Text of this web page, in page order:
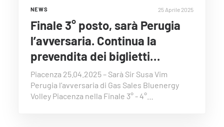
NEWS 25 Aprile 2025
Finale 3° posto, sarà Perugia
l’avversaria. Continua la
prevendita dei biglietti…
Piacenza 25.04.2025 – Sarà Sir Susa Vim
Perugia l’avversaria di Gas Sales Bluenergy
Volley Piacenza nella Finale 3° - 4°…